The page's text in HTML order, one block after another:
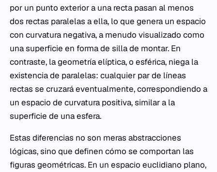
por un punto exterior a una recta pasan al menos
dos rectas paralelas a ella, lo que genera un espacio
con curvatura negativa, a menudo visualizado como
una superficie en forma de silla de montar. En
contraste, la geometría elíptica, o esférica, niega la
existencia de paralelas: cualquier par de líneas
rectas se cruzará eventualmente, correspondiendo a
un espacio de curvatura positiva, similar a la
superficie de una esfera.
Estas diferencias no son meras abstracciones
lógicas, sino que definen cómo se comportan las
figuras geométricas. En un espacio euclidiano plano,